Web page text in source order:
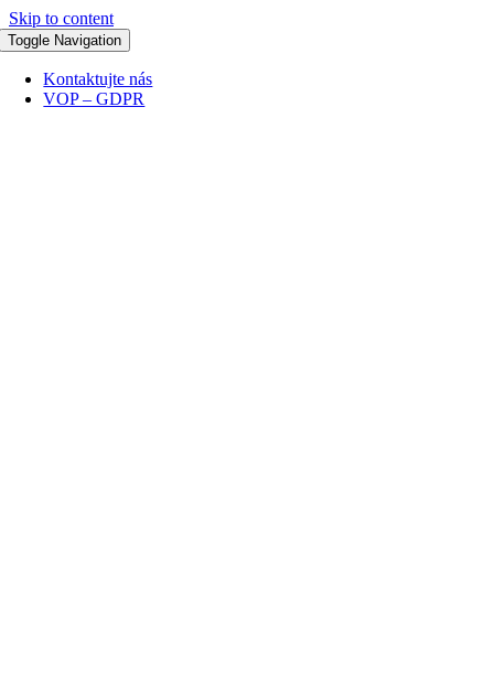
Skip to content
Toggle Navigation
Kontaktujte nás
VOP – GDPR